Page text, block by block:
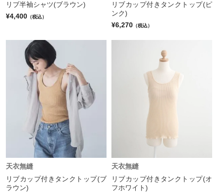
リブ半袖シャツ(ブラウン)
¥4,400 （税込）
リブカップ付きタンクトップ(ピ
ンク)
¥6,270 （税込）
天衣無縫
リブカップ付きタンクトップ(ブ
ラウン)
天衣無縫
リブカップ付きタンクトップ(オ
フホワイト)